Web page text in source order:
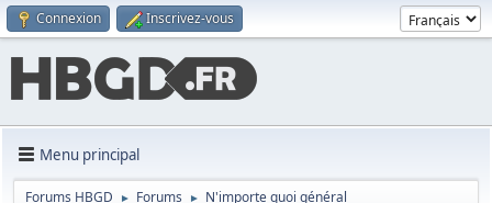
Connexion Inscrivez-vous
Menu principal
Forums HBGD ► Forums ► N'importe quoi général